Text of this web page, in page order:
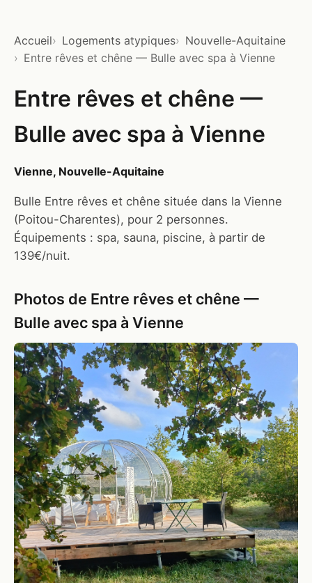
Accueil Logements atypiques
Nouvelle-Aquitaine
Entre rêves et chêne — Bulle avec spa à Vienne
Entre rêves et chêne —
Bulle avec spa à Vienne
Vienne, Nouvelle-Aquitaine
Bulle Entre rêves et chêne située dans la Vienne
(Poitou-Charentes), pour 2 personnes.
Équipements : spa, sauna, piscine, à partir de
139€/nuit.
Photos de Entre rêves et chêne —
Bulle avec spa à Vienne